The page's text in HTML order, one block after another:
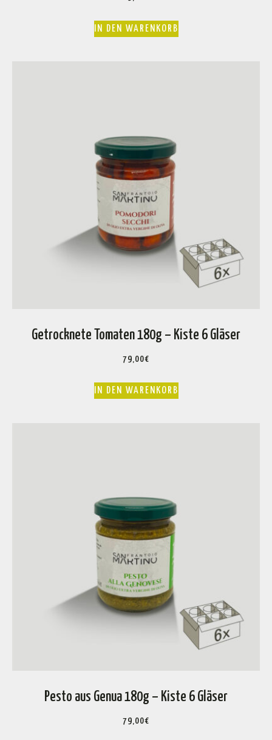
IN DEN WARENKORB
Getrocknete Tomaten 180g – Kiste 6 Gläser
79,00€
IN DEN WARENKORB
Pesto aus Genua 180g – Kiste 6 Gläser
79,00€